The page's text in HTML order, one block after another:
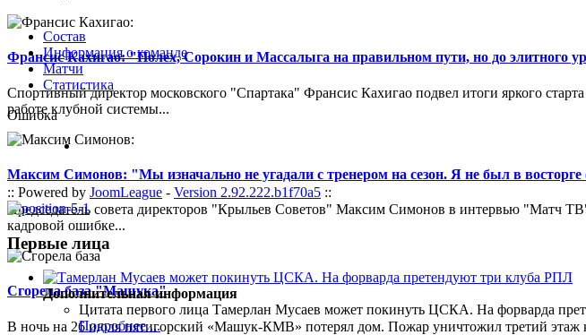
Франсис Кахигао: "Полех, Сорокин и Массалыга на правильном пути, но до элитного
Спортивный директор московского "Спартака" Франсис Кахигао подвел итоги яркого
работе клубной системы...
Максим Симонов: "Мы изначально не угадали с тренером на сезон. Я не был в
Председатель совета директоров "Крыльев Советов" Максим Симонов в интервью "Матч
кадровой ошибке...
Сгорела база "Машука"
В ночь на 26 июля пятигорский «Машук-КМВ» потерял дом. Пожар уничтожил третий этаж
Состав
Информация о команде
Матчи
Статистика
Ошибка
:: Powered by JoomLeague - Version 2.92.222.b1f70a5 ::
Первые лица
Дополнительная информация
Цитата первого лица Тамерлан Мусаев может покинуть ЦСКА. На форварда
Подробнее ...